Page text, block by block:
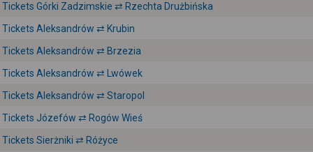
Tickets Górki Zadzimskie ⇄ Rzechta Drużbińska
Tickets Aleksandrów ⇄ Krubin
Tickets Aleksandrów ⇄ Brzezia
Tickets Aleksandrów ⇄ Lwówek
Tickets Aleksandrów ⇄ Staropol
Tickets Józefów ⇄ Rogów Wieś
Tickets Sierżniki ⇄ Różyce